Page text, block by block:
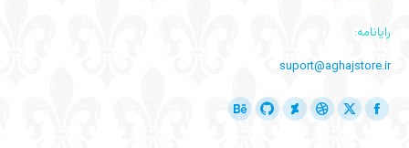
رایانامه:
suport@aghajstore.ir
ما را دنبال کنید در:
فیسبوکایکسدریبلDeviantart
گیت بیهنس